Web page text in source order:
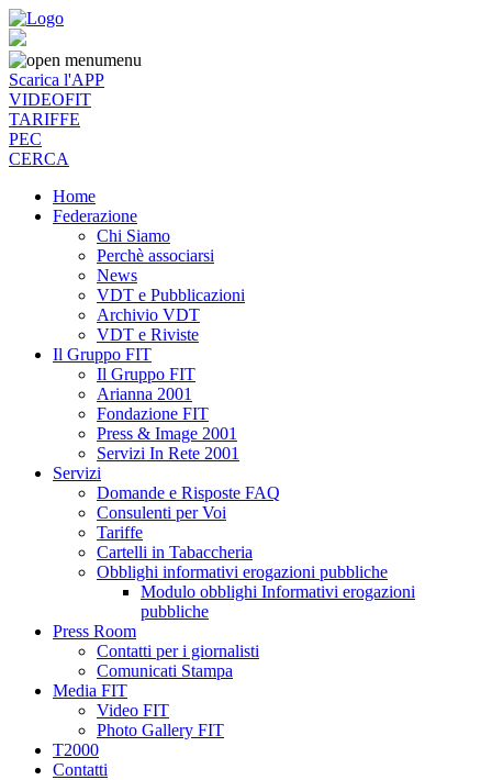
menu
Scarica l'APP
VIDEOFIT
TARIFFE
PEC
CERCA
Home
Federazione
Chi Siamo
Perchè associarsi
News
VDT e Pubblicazioni
Archivio VDT
VDT e Riviste
Il Gruppo FIT
Il Gruppo FIT
Arianna 2001
Fondazione FIT
Press & Image 2001
Servizi In Rete 2001
Servizi
Domande e Risposte FAQ
Consulenti per Voi
Tariffe
Cartelli in Tabaccheria
Obblighi informativi erogazioni pubbliche
Modulo obblighi Informativi erogazioni
pubbliche
Press Room
Contatti per i giornalisti
Comunicati Stampa
Media FIT
Video FIT
Photo Gallery FIT
T2000
Contatti